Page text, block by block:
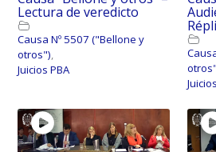
Lectura de veredicto
Causa Nº 5507 ("Bellone y
otros"),
Juicios PBA